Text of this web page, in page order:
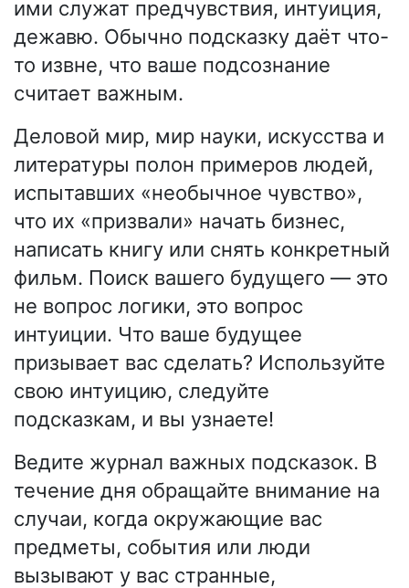
ими служат предчувствия, интуиция,
дежавю. Обычно подсказку даёт что-
то извне, что ваше подсознание
считает важным.
Деловой мир, мир науки, искусства и
литературы полон примеров людей,
испытавших «необычное чувство»,
что их «призвали» начать бизнес,
написать книгу или снять конкретный
фильм. Поиск вашего будущего — это
не вопрос логики, это вопрос
интуиции. Что ваше будущее
призывает вас сделать? Используйте
свою интуицию, следуйте
подсказкам, и вы узнаете!
Ведите журнал важных подсказок. В
течение дня обращайте внимание на
случаи, когда окружающие вас
предметы, события или люди
вызывают у вас странные,